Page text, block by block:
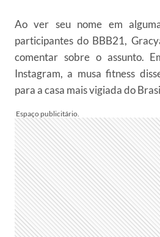
Ao ver seu nome em
participantes do BBB21,
comentar sobre o assunto.
Instagram, a musa fitness
para a casa mais vigiada do